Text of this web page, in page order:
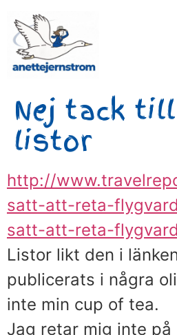
Nej tack
listor
http://
satt-att-reta-
satt-att-reta-
Listor likt den i
publicerats i några
inte min cup of tea.
Jag retar mig inte på